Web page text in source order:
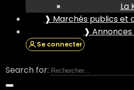
La
❱ Marchés publics et
❱
Se connecter
Search for: